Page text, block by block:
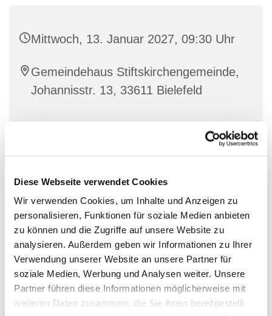
Diese Webseite verwendet Cookies
Wir verwenden Cookies, um Inhalte und Anzeigen zu
personalisieren, Funktionen für soziale Medien anbieten
zu können und die Zugriffe auf unsere Website zu
analysieren. Außerdem geben wir Informationen zu Ihrer
Verwendung unserer Website an unsere Partner für
soziale Medien, Werbung und Analysen weiter. Unsere
Partner führen diese Informationen möglicherweise mit
weiteren Daten zusammen, die Sie ihnen bereitgestellt
Mittwoch, 13. Januar 2027, 09:30 Uhr
Gemeindehaus Stiftskirchengemeinde,
Johannisstr. 13, 33611 Bielefeld